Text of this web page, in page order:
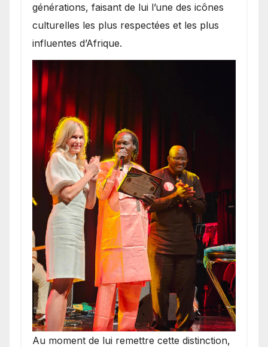
générations, faisant de lui l’une des icônes
culturelles les plus respectées et les plus
influentes d’Afrique.
​Au moment de lui remettre cette distinction,